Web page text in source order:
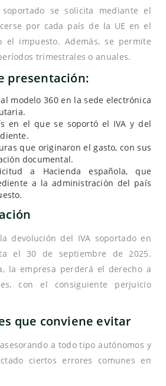
se solicita mediante el
por cada país de la UE en el
el impuesto. Además, se permite
trimestrales o anuales.
presentación:
modelo 360 en la sede electrónica
en el que se soportó el IVA y del
que originaron el gasto, con sus
documental.
a Hacienda española, que
a la administración del país
devolución del IVA soportado en
el 30 de septiembre de 2025.
la empresa perderá el derecho a
con el consiguiente perjuicio
que conviene evitar
a todo tipo autónomos y
ciertos errores comunes en